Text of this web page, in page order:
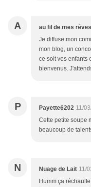
A au fil de mes rêves
Je diffuse mon
mon blog, un
ce soit vos enfants
bienvenus.
P Payette6202 11/
Cette petite soupe
beaucoup de
N Nuage de Lait 11/
Humm ça